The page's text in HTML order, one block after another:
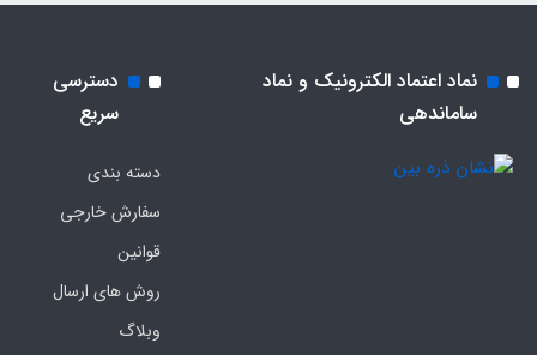
نماد اعتماد الکترونیک و نماد
ساماندهی
دسترسی
سریع
دسته بندی
سفارش خارجی
قوانین
روش های ارسال
وبلاگ